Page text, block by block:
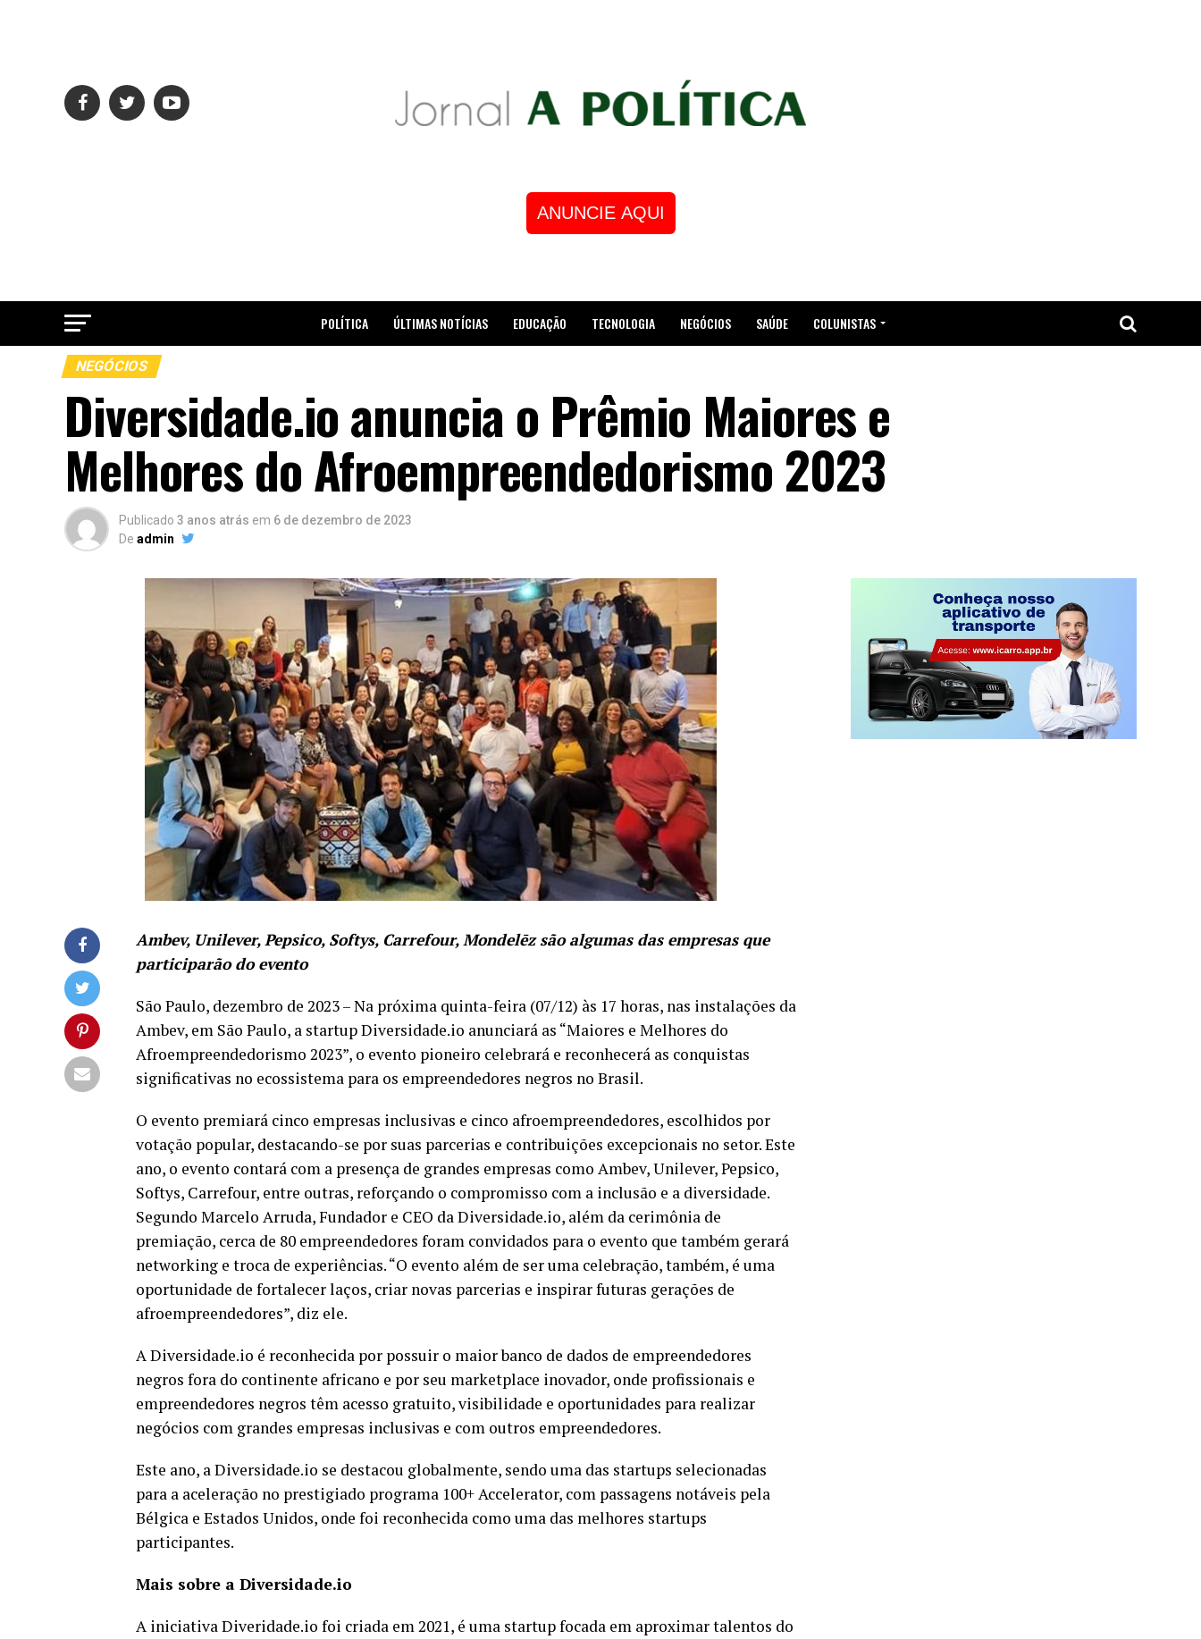
ANUNCIE AQUI
POLÍTICA ÚLTIMAS NOTÍCIAS EDUCAÇÃO TECNOLOGIA NEGÓCIOS SAÚDE COLUNISTAS
NEGÓCIOS
Diversidade.io anuncia o Prêmio Maiores e
Melhores do Afroempreendedorismo 2023
Publicado 3 anos atrás em 6 de dezembro de 2023
De admin
Ambev, Unilever, Pepsico, Softys, Carrefour, Mondelēz são algumas das empresas que
participarão do evento
São Paulo, dezembro de 2023 – Na próxima quinta-feira (07/12) às 17 horas, nas instalações da
Ambev, em São Paulo, a startup Diversidade.io anunciará as “Maiores e Melhores do
Afroempreendedorismo 2023”, o evento pioneiro celebrará e reconhecerá as conquistas
significativas no ecossistema para os empreendedores negros no Brasil.
O evento premiará cinco empresas inclusivas e cinco afroempreendedores, escolhidos por
votação popular, destacando-se por suas parcerias e contribuições excepcionais no setor. Este
ano, o evento contará com a presença de grandes empresas como Ambev, Unilever, Pepsico,
Softys, Carrefour, entre outras, reforçando o compromisso com a inclusão e a diversidade.
Segundo Marcelo Arruda, Fundador e CEO da Diversidade.io, além da cerimônia de
premiação, cerca de 80 empreendedores foram convidados para o evento que também gerará
networking e troca de experiências. “O evento além de ser uma celebração, também, é uma
oportunidade de fortalecer laços, criar novas parcerias e inspirar futuras gerações de
afroempreendedores”, diz ele.
A Diversidade.io é reconhecida por possuir o maior banco de dados de empreendedores
negros fora do continente africano e por seu marketplace inovador, onde profissionais e
empreendedores negros têm acesso gratuito, visibilidade e oportunidades para realizar
negócios com grandes empresas inclusivas e com outros empreendedores.
Este ano, a Diversidade.io se destacou globalmente, sendo uma das startups selecionadas
para a aceleração no prestigiado programa 100+ Accelerator, com passagens notáveis pela
Bélgica e Estados Unidos, onde foi reconhecida como uma das melhores startups
participantes.
Mais sobre a Diversidade.io
A iniciativa Diveridade.io foi criada em 2021, é uma startup focada em aproximar talentos do